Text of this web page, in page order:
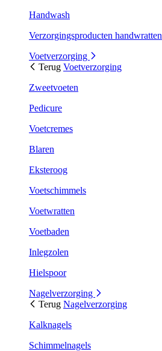
Handwash
Verzorgingsproducten handwratten
Voetverzorging
Terug Voetverzorging
Zweetvoeten
Pedicure
Voetcremes
Blaren
Eksteroog
Voetschimmels
Voetwratten
Voetbaden
Inlegzolen
Hielspoor
Nagelverzorging
Terug Nagelverzorging
Kalknagels
Schimmelnagels